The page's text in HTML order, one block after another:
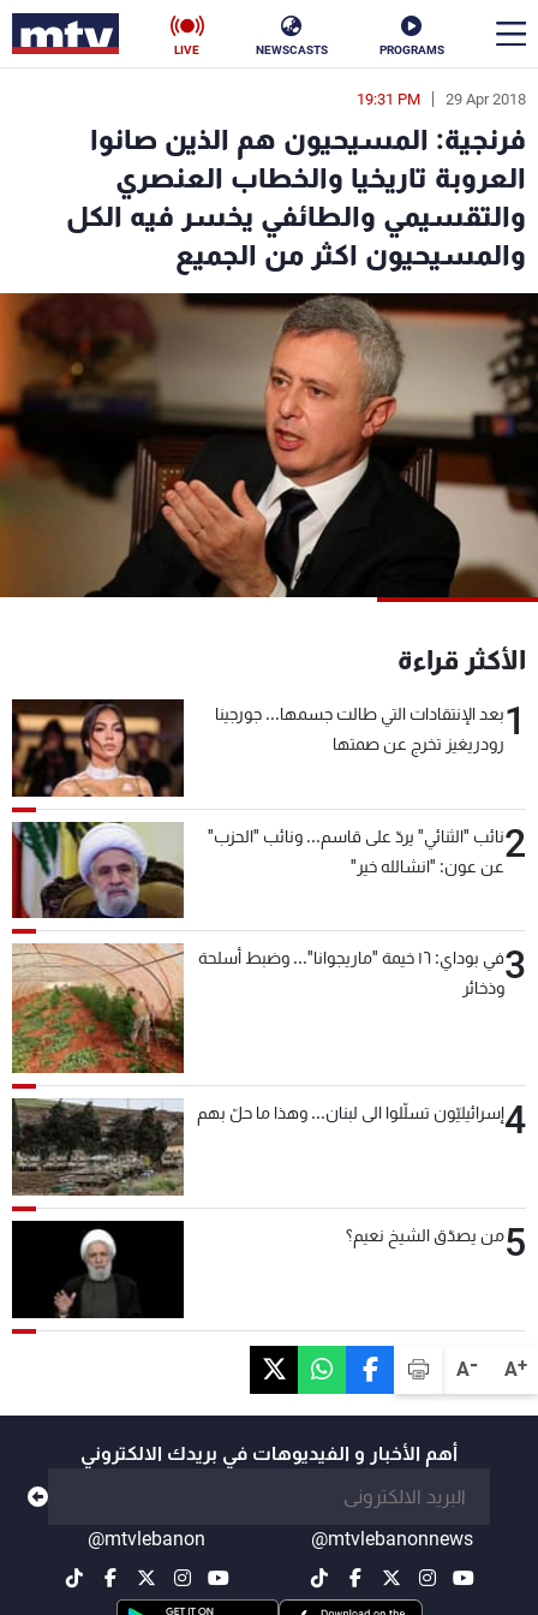
PROGRAMS
NEWSCASTS
LIVE
A+
A-
29 Apr 2018
19:31 PM
فرنجية: المسيحيون هم الذين صانوا
العروبة تاريخيا والخطاب العنصري
والتقسيمي والطائفي يخسر فيه الكل
والمسيحيون اكثر من الجميع
الأكثر قراءة
1بعد الإنتقادات التي طالت جسمها... جورجينا
رودريغيز تخرج عن صمتها
2نائب "الثنائي" يردّ على قاسم... ونائب "الحزب"
عن عون: "انشالله خير"
3
في بوداي: ١٦ خيمة "ماريجوانا"... وضبط أسلحة
وذخائر
4إسرائيليّون تسلّلوا الى لبنان... وهذا ما حلّ بهم
5من يصدّق الشيخ نعيم؟
أهم الأخبار و الفيديوهات في بريدك الالكتروني
@mtvlebanonnews
@mtvlebanon
en
الأخبار
سياسة ناس
إقتصاد فن
منوعات
كأس العالم
البرامج
جدول البرامج
شاهد البرامج
الترددات
عن MTV
لاعلاناتكم
شروط الإسـتخدام
سياسة الخصوصية